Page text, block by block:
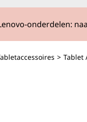
onderdelen:
> Tablet